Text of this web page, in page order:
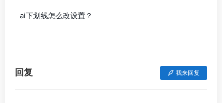
ai下划线怎么改设置？
回复 我来回复